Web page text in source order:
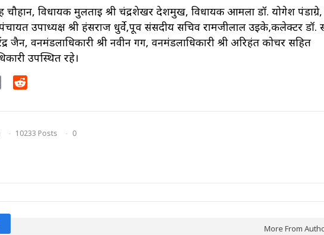
चौहान, विधायक मुलताई श्री चंद्रशेखर देशमुख, विधायक आमला डॉ. योगेश
उपाध्यक्ष श्री हंसराज धुर्वे,पूर्व संसदीय सचिव रामजीलाल उइके,कलेक्टर डॉ.
जैन, वनमंडलाधिकारी श्री नवीन गर्ग, वनमंडलाधिकारी श्री अरिहंत कोचर सहित
उपस्थित रहे।
Copy
10233 Posts
0
More From